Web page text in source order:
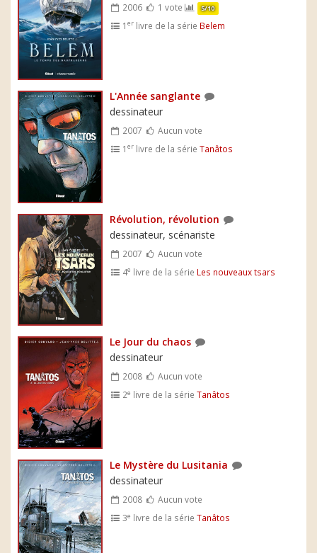
2006 1 vote 5/10
1er livre de la série Belem
L'Année sanglante
dessinateur
2007
Aucun vote
1er livre de la sérieTanâtos
Révolution, révolution
dessinateur, scénariste
2007
Aucun vote
4e livre de la série Les nouveaux tsars
Le Jour du chaos
dessinateur
2008
Aucun vote
2e livre de la sérieTanâtos
Le Mystère du Lusitania
dessinateur
2008
Aucun vote
3e livre de la sérieTanâtos